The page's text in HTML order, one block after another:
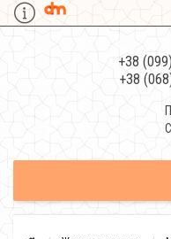
+38
+38